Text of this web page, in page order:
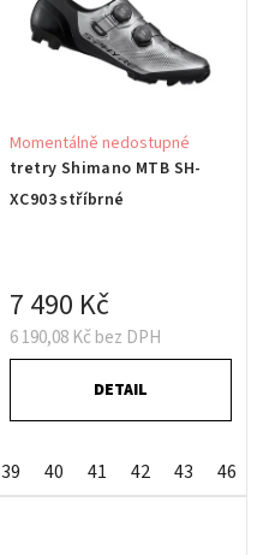
tretry Shimano MTB SH-
XC903 stříbrné
Momentálně nedostupné
6 190,08 Kč bez DPH
7 490 Kč
DETAIL
39 40 41 42 43 46